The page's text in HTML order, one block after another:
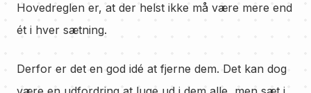
Hovedreglen er, at der helst ikke må være mere end
ét i hver sætning.
Derfor er det en god idé at fjerne dem. Det kan dog